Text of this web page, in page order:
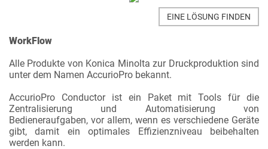
EINE LÖSUNG FINDEN
WorkFlow
Alle Produkte von Konica Minolta zur Druckproduktion sind
unter dem Namen AccurioPro bekannt.
AccurioPro Conductor ist ein Paket mit Tools für die
Zentralisierung und Automatisierung von
Bedieneraufgaben, vor allem, wenn es verschiedene Geräte
gibt, damit ein optimales Effizienzniveau beibehalten
werden kann.